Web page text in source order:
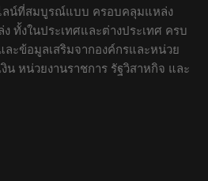
ลน์ที่สมบูรณ์แบบ ครอบคลุมแหล่ง
ทั้งในประเทศและต่างประเทศ ครบ
ะข้อมูลเสริมจากองค์กรและหน่วย
น หน่วยงานราชการ รัฐวิสาหกิจ และ